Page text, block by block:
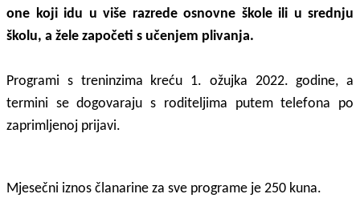
one koji idu u više razrede osnovne škole ili u srednju
školu, a žele započeti s učenjem plivanja.
Programi s treninzima kreću 1. ožujka 2022. godine, a
termini sedogovarajus roditeljima putem telefona po
zaprimljenoj prijavi.
Mjesečni iznos članarine za sve programe je 250 kuna.